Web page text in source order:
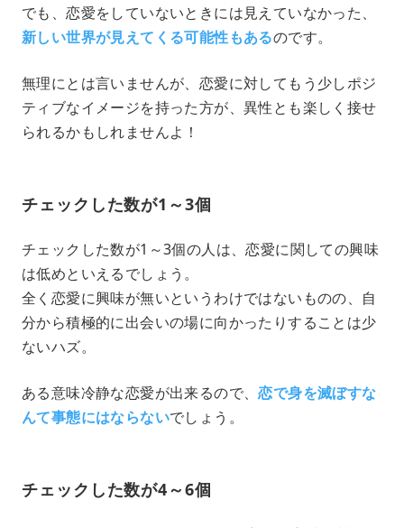
でも、恋愛をしていないときには見えていなかった、
新しい世界が見えてくる可能性もあるのです。
無理にとは言いませんが、恋愛に対してもう少しポジ
ティブなイメージを持った方が、異性とも楽しく接せ
られるかもしれませんよ！
チェックした数が1～3個
チェックした数が1～3個の人は、恋愛に関しての興味
は低めといえるでしょう。
全く恋愛に興味が無いというわけではないものの、自
分から積極的に出会いの場に向かったりすることは少
ないハズ。
ある意味冷静な恋愛が出来るので、恋で身を滅ぼすな
んて事態にはならないでしょう。
チェックした数が4～6個